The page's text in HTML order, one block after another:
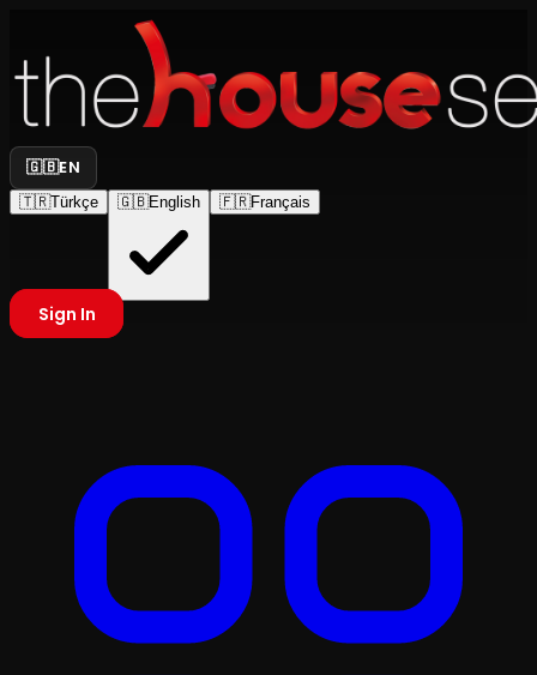
🇬🇧EN
🇹🇷Türkçe 🇬🇧English 🇫🇷Français
Sign In